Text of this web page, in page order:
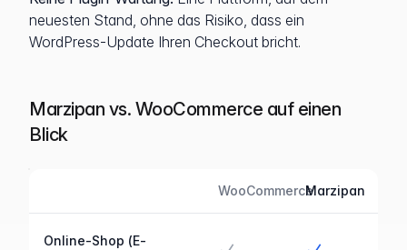
neuesten Stand, ohne das Risiko, dass ein
WordPress-Update Ihren Checkout bricht.
Marzipan vs. WooCommerce auf einen
Blick
WooCommerceMarzipan
Online-Shop (E-